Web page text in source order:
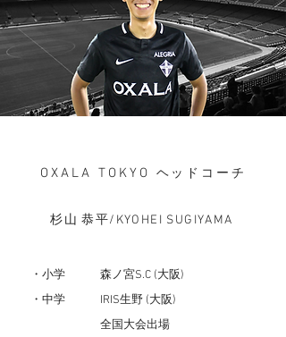
OXALA TOKYO ヘッドコーチ
杉山 恭平/KYOHEI SUGIYAMA
・小学 森ノ宮S.C (大阪)
・ 中学 IRIS生野 (大阪)
全国大会出場